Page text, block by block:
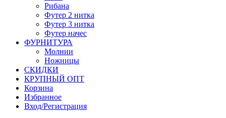
Рибана
Футер 2 нитка
Футер 3 нитка
Футер начес
ФУРНИТУРА
Молнии
Ножницы
СКИДКИ
КРУПНЫЙ ОПТ
Корзина
Избранное
Вход/Регистрация